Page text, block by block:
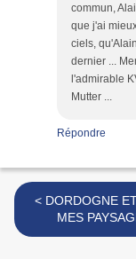
commun,
que j'ai
ciels,
dernier ...
l'admirable
Mutter ...
Répondre
< DORDOGNE ET LOT -
MES